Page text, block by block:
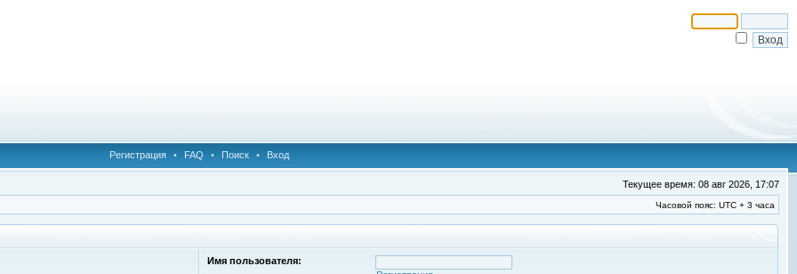
Регистрация • FAQ • Поиск • Вход
Текущее время: 08 авг 2026, 17:07
Часовой пояс: UTC + 3 часа
Имя пользователя: